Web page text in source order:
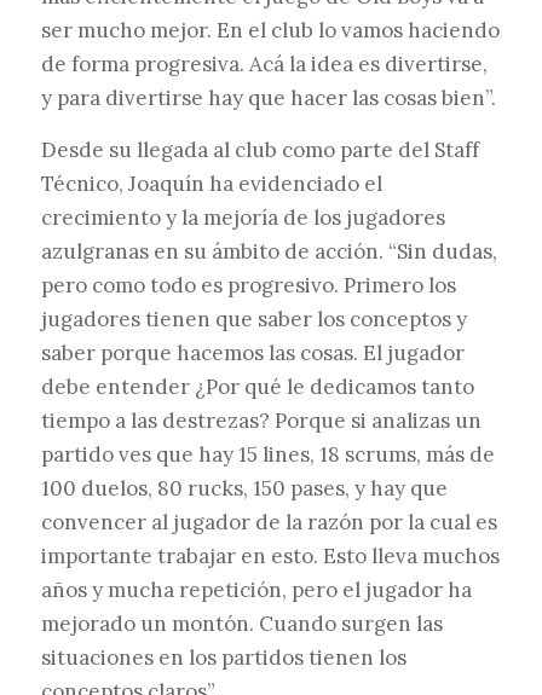
ser mucho mejor. En el club lo vamos haciendo
de forma progresiva. Acá la idea es divertirse,
y para divertirse hay que hacer las cosas bien”.
Desde su llegada al club como parte del Staff
Técnico, Joaquín ha evidenciado el
crecimiento y la mejoría de los jugadores
azulgranas en su ámbito de acción. “Sin dudas,
pero como todo es progresivo. Primero los
jugadores tienen que saber los conceptos y
saber porque hacemos las cosas. El jugador
debe entender ¿Por qué le dedicamos tanto
tiempo a las destrezas? Porque si analizas un
partido ves que hay 15 lines, 18 scrums, más de
100 duelos, 80 rucks, 150 pases, y hay que
convencer al jugador de la razón por la cual es
importante trabajar en esto. Esto lleva muchos
años y mucha repetición, pero el jugador ha
mejorado un montón. Cuando surgen las
situaciones en los partidos tienen los